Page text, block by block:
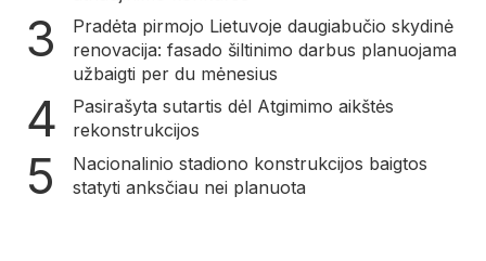
Pradėta pirmojo Lietuvoje daugiabučio skydinė
renovacija: fasado šiltinimo darbus planuojama
užbaigti per du mėnesius
Pasirašyta sutartis dėl Atgimimo aikštės
rekonstrukcijos
Nacionalinio stadiono konstrukcijos baigtos
statyti anksčiau nei planuota